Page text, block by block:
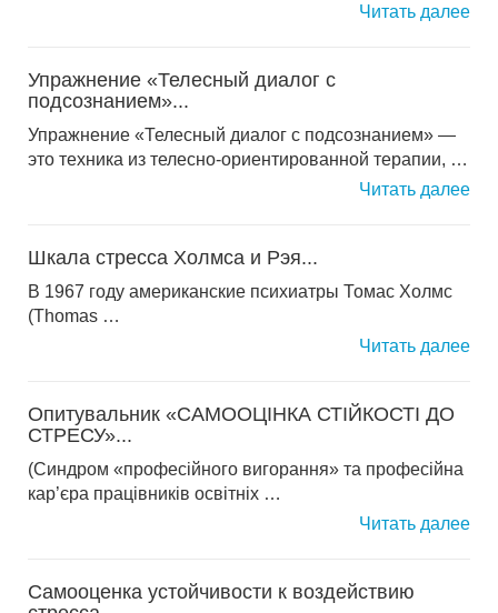
Читать далее
Упражнение «Телесный диалог с
подсознанием»...
Упражнение «Телесный диалог с подсознанием» —
это техника из телесно-ориентированной терапии, …
Читать далее
Шкала стресса Холмса и Рэя...
В 1967 году американские психиатры Томас Холмс
(Thomas …
Читать далее
Опитувальник «САМООЦІНКА СТІЙКОСТІ ДО
СТРЕСУ»...
(Синдром «професійного вигорання» та професійна
кар’єра працівників освітніх …
Читать далее
Самооценка устойчивости к воздействию